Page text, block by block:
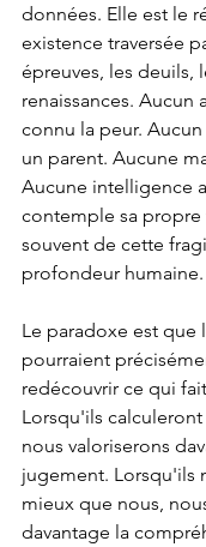
données. Elle est le
existence traversée
épreuves, les deuils,
renaissances. Aucun
connu la peur.
un parent. Aucune
Aucune intelligence
contemple sa
souvent de cette
profondeur humaine.
Le paradoxe est que
pourraient
redécouvrir ce qui
Lorsqu'ils
nous valoriserons
jugement. Lorsqu'ils
mieux que nous,
davantage la